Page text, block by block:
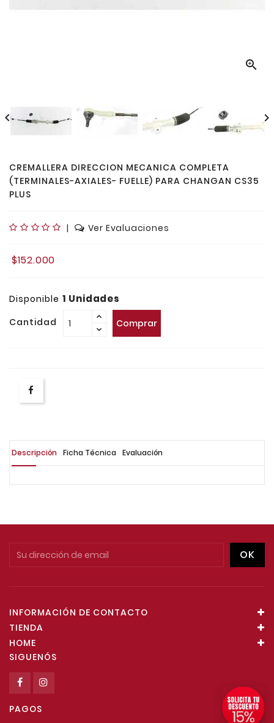

 
CREMALLERA DIRECCION MECANICA COMPLETA
(TERMINALES-AXIALES- FUELLE) PARA CHANGAN CS35
PLUS
| Ver Evaluaciones
$152.000
Disponible 1 Unidades
Cantidad Comprar
Descripción Ficha Técnica Evaluación
INFORMACIÓN DE CONTACTO
TIENDA
HOME
SIGUENÓS
PAGOS